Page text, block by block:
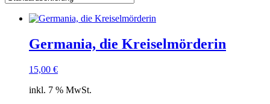
Germania, die Kreiselmörderin
15,00 €
inkl. 7 % MwSt.